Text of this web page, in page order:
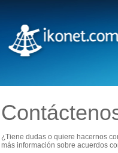
¿Tiene dudas o quiere hacernos
más información sobre acuerdos